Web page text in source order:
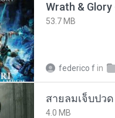
53.7 MB
federico f in
สายลมเจ็บปวด
4.0 MB